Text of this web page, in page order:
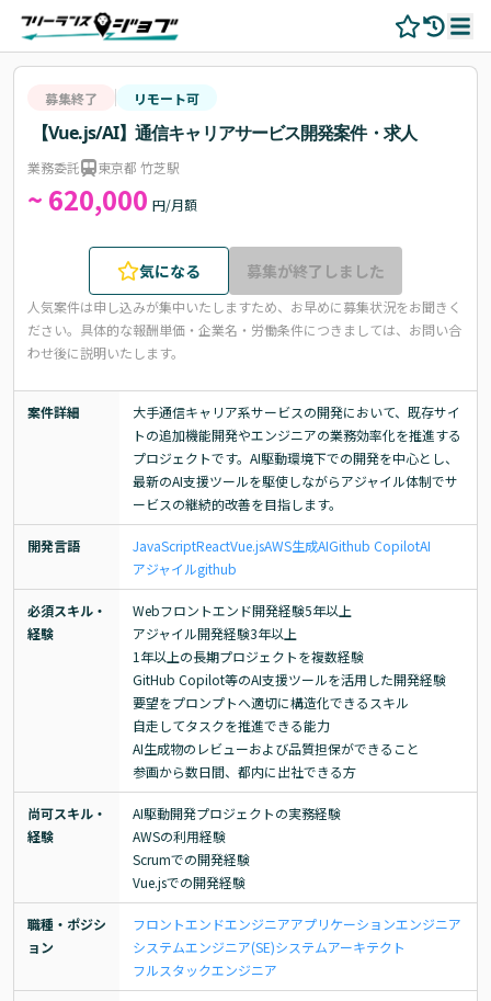
募集終了 リモート可
【Vue.js/AI】通信キャリアサービス開発案件・求人
業務委託 東京都 竹芝駅
~ 620,000 円/月額
気になる 募集が終了しました
人気案件は申し込みが集中いたしますため、お早めに募集状況をお聞きく
ださい。 具体的な報酬単価・企業名・労働条件につきましては、お問い合
わせ後に説明いたします。
案件詳細
大手通信キャリア系サービスの開発において、既存サイ
トの追加機能開発やエンジニアの業務効率化を推進する
プロジェクトです。AI駆動環境下での開発を中心とし、
最新のAI支援ツールを駆使しながらアジャイル体制でサ
ービスの継続的改善を目指します。
開発言語 JavaScriptReactVue.jsAWS生成AIGithub CopilotAI
アジャイルgithub
必須スキル・
経験
Webフロントエンド開発経験5年以上
アジャイル開発経験3年以上
1年以上の長期プロジェクトを複数経験
GitHub Copilot等のAI支援ツールを活用した開発経験
要望をプロンプトへ適切に構造化できるスキル
自走してタスクを推進できる能力
AI生成物のレビューおよび品質担保ができること
参画から数日間、都内に出社できる方
尚可スキル・
経験
AI駆動開発プロジェクトの実務経験
AWSの利用経験
Scrumでの開発経験
Vue.jsでの開発経験
職種・ポジシ
ョン
フロントエンドエンジニアアプリケーションエンジニア
システムエンジニア(SE)システムアーキテクト
フルスタックエンジニア